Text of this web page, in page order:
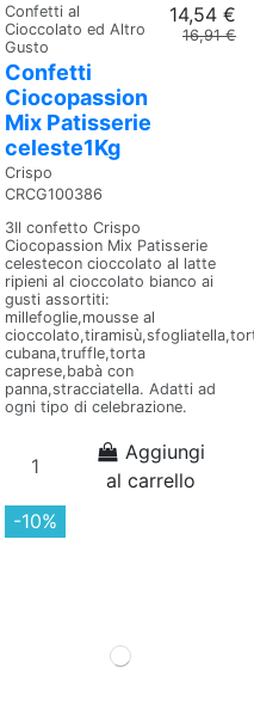
Confetti al
Cioccolato ed Altro
Gusto
Confetti
Ciocopassion
Mix Patisserie
celeste1Kg
Crispo
CRCG100386
14,54 €
16,91 €
3Il confetto Crispo
Ciocopassion Mix Patisserie
celestecon cioccolato al latte
ripieni al cioccolato bianco ai
gusti assortiti:
millefoglie,mousse al
cubana,truffle,torta
caprese,babà con
panna,stracciatella. Adatti ad
ogni tipo di celebrazione.
Aggiungi
al carrello
-10%